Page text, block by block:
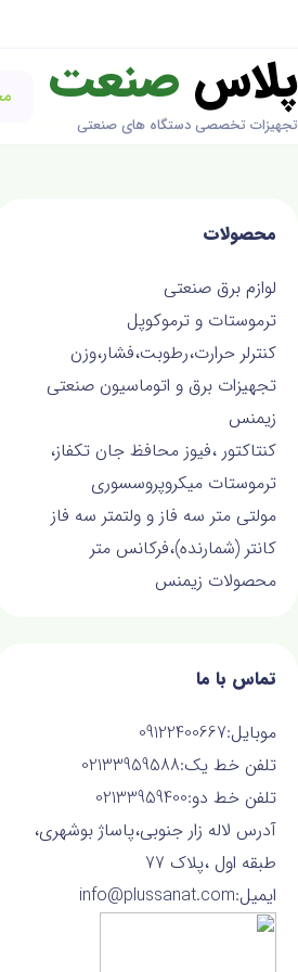
پلاس صنعت
تجهیزات تخصصی دستگاه های صنعتی
محصولات
لوازم برق صنعتی
ترموستات و ترموکوپل
کنترلر حرارت،رطوبت،فشار،وزن
تجهیزات برق و اتوماسیون صنعتی
زیمنس
کنتاکتور ،فیوز محافظ جان تکفاز،
ترموستات میکروپروسسوری
مولتی متر سه فاز و ولتمتر سه فاز
کانتر (شمارنده)،فرکانس متر
محصولات زیمنس
تماس با ما
موبایل:09122400667
تلفن خط یک:02133959588
تلفن خط دو:02133959400
آدرس لاله زار جنوبی،پاساژ بوشهری،
طبقه اول ،پلاک 77
ایمیل:info@plussanat.com